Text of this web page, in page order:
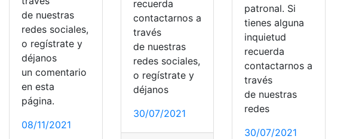
de nuestras
redes sociales,
o regístrate y
déjanos
un comentario
en esta
página.
08/11/2021
recuerda
contactarnos a
través
de nuestras
redes sociales,
o regístrate y
déjanos
30/07/2021
patronal. Si
tienes alguna
inquietud
recuerda
contactarnos a
través
de nuestras
redes
30/07/2021